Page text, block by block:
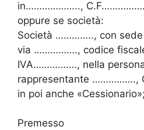
in………………..,
oppure se società:
Società ………….., con
via ……………., codice
IVA……………., nella
rappresentante …………….,
in poi anche «Cessionario»;
Premesso